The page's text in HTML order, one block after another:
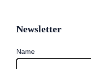
Newsletter
Name